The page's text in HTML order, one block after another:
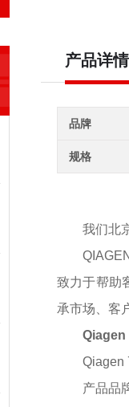
产品详情
品牌
规格
我们北
致力于帮助
承市场、客
Qiagen
Qiagen
产品品